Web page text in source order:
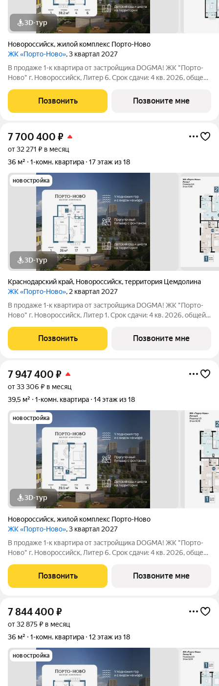
3D-тур
Новороссийск,жилой комплекс Порто-Ново
ЖК «Порто-Ново», 3 квартал 2027
В продаже 1-к квартира от застройщика DOGMA! ЖК "Порто-
Ново" г. Новороссийск, Литер 6. Срок сдачи: 4 кв. 2026, общей
для комфортной жизни. Место, где шум Чёрного моря
становится саундтреком
Позвонить Позвоните мне
7 700 400 ₽
от 32 271 ₽ в месяц
36 м²
1-комн. квартира 17 этаж из 18
новостройка
3D-тур
Краснодарский край, Новороссийск,территория Цемдолина
ЖК «Порто-Ново», 2 квартал 2027
В продаже 1-к квартира от застройщика DOGMA! ЖК "Порто-
Ново" г. Новороссийск, Литер 1. Срок сдачи: 4 кв. 2026, общей
для комфортной жизни. Место, где шум Чёрного моря
становится саундтреком
Позвонить Позвоните мне
7 947 400 ₽
от 33 306 ₽ в месяц
39,5 м²
1-комн. квартира 14 этаж из 18
новостройка
3D-тур
Новороссийск,жилой комплекс Порто-Ново
ЖК «Порто-Ново», 3 квартал 2027
В продаже 1-к квартира от застройщика DOGMA! ЖК "Порто-
Ново" г. Новороссийск, Литер 6. Срок сдачи: 4 кв. 2026, общей
для комфортной жизни. Место, где шум Чёрного моря
становится
Позвонить Позвоните мне
7 844 400 ₽
от 32 875 ₽ в месяц
36 м²
1-комн. квартира 12 этаж из 18
новостройка